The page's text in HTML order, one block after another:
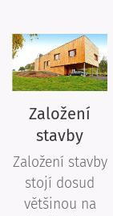
Založení
stavby
Založení stavby
stojí dosud
většinou na